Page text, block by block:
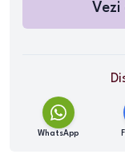
Vezi
WhatsApp